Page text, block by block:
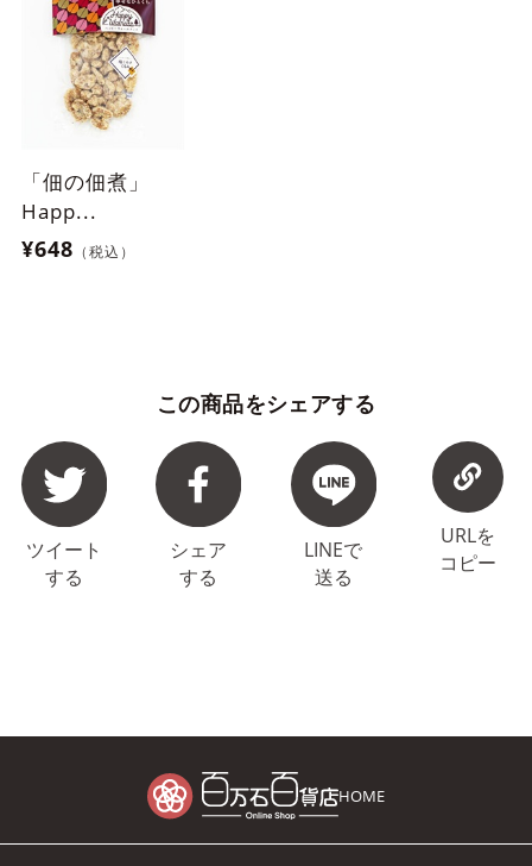
「佃の佃煮」
Happ...
¥648 （税込）
この商品をシェアする
ツイート
する
シェア
する
LINEで
送る
URLを
コピー
HOME